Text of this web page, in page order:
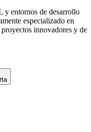
entornos de desarrollo
especializado en
innovadores y de